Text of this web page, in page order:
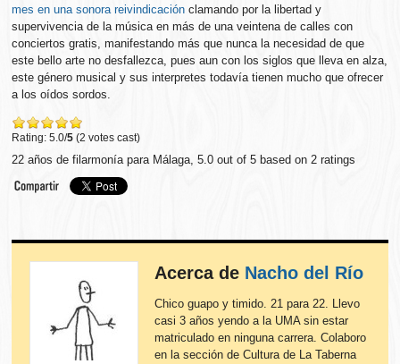
mes en una sonora reivindicación clamando por la libertad y
supervivencia de la música en más de una veintena de calles con
conciertos gratis, manifestando más que nunca la necesidad de que
este bello arte no desfallezca, pues aun con los siglos que lleva en alza,
este género musical y sus interpretes todavía tienen mucho que ofrecer
a los oídos sordos.
Rating: 5.0/5 (2 votes cast)
22 años de filarmonía para Málaga,5.0 out of5 based on2 ratings
Acerca de Nacho del Río
Chico guapo y timido. 21 para 22. Llevo
casi 3 años yendo a la UMA sin estar
matriculado en ninguna carrera. Colaboro
en la sección de Cultura de La Taberna